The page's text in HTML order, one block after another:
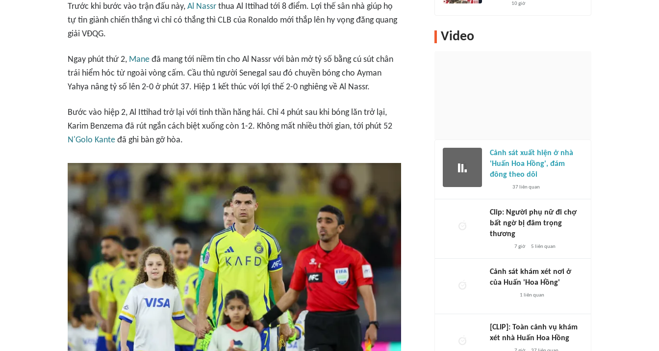
Trước khi bước vào trận đấu này, Al Nassr thua Al Ittihad tới 8 điểm. Lợi thế sân nhà giúp họ
tự tin giành chiến thắng vì chỉ có thắng thì CLB của Ronaldo mới thắp lên hy vọng đăng quang
giải VĐQG.
Ngay phút thứ 2, Mane đã mang tới niềm tin cho Al Nassr với bàn mở tỷ số bằng cú sút chân
trái hiểm hóc từ ngoài vòng cấm. Cầu thủ người Senegal sau đó chuyền bóng cho Ayman
Yahya nâng tỷ số lên 2-0 ở phút 37. Hiệp 1 kết thúc với lợi thế 2-0 nghiêng về Al Nassr.
Bước vào hiệp 2, Al Ittihad trở lại với tinh thần hăng hái. Chỉ 4 phút sau khi bóng lăn trở lại,
Karim Benzema đã rút ngắn cách biệt xuống còn 1-2. Không mất nhiều thời gian, tới phút 52
N'Golo Kante đã ghi bàn gỡ hòa.
10 giờ
Video
Cảnh sát xuất hiện ở nhà
'Huấn Hoa Hồng', đám
đông theo dõi
37liên quan
Clip: Người phụ nữ đi chợ
bất ngờ bị đâm trọng
thương
7 giờ 5 liên quan
Cảnh sát khám xét nơi ở
của Huấn 'Hoa Hồng'
1 liên quan
[CLIP]: Toàn cảnh vụ khám
xét nhà Huấn Hoa Hồng